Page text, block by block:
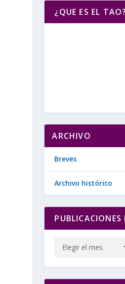
¿QUE ES EL TAO?
ARCHIVO
Breves
Archivo histórico
PUBLICACIONES